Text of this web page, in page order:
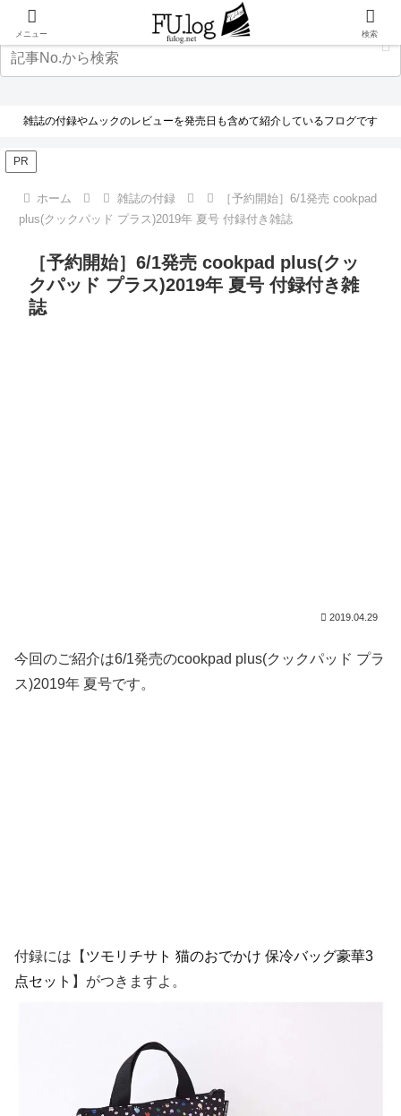
雑誌の付録やムックのレビューを発売日も含めて紹介しているフログです
PR
ホーム 雑誌の付録
［予約開始］6/1発売 cookpad
plus(クックパッド プラス)2019年 夏号 付録付き雑誌
［予約開始］6/1発売 cookpad plus(クッ
クパッド プラス)2019年 夏号 付録付き雑
誌
2019.04.29
今回のご紹介は6/1発売のcookpad plus(クックパッド プラ
ス)2019年 夏号です。
付録には【 ツモリチサト 猫のおでかけ 保冷バッグ豪華3
点セット 】がつきますよ。
メニュー 検索